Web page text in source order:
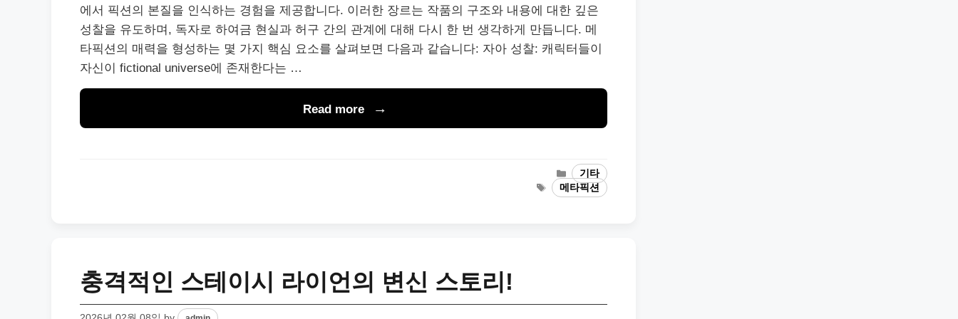
에서 픽션의 본질을 인식하는 경험을 제공합니다. 이러한 장르는 작품의 구조와 내용에 대한 깊은
성찰을 유도하며, 독자로 하여금 현실과 허구 간의 관계에 대해 다시 한 번 생각하게 만듭니다. 메
타픽션의 매력을 형성하는 몇 가지 핵심 요소를 살펴보면 다음과 같습니다: 자아 성찰: 캐릭터들이
자신이 fictional universe에 존재한다는 …
Read more
Categories
기타
Tags
메타픽션
충격적인 스테이시 라이언의 변신 스토리!